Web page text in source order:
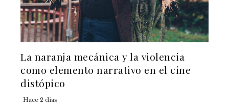
La naranja mecánica y la violencia
como elemento narrativo en el cine
distópico
Hace 2 días